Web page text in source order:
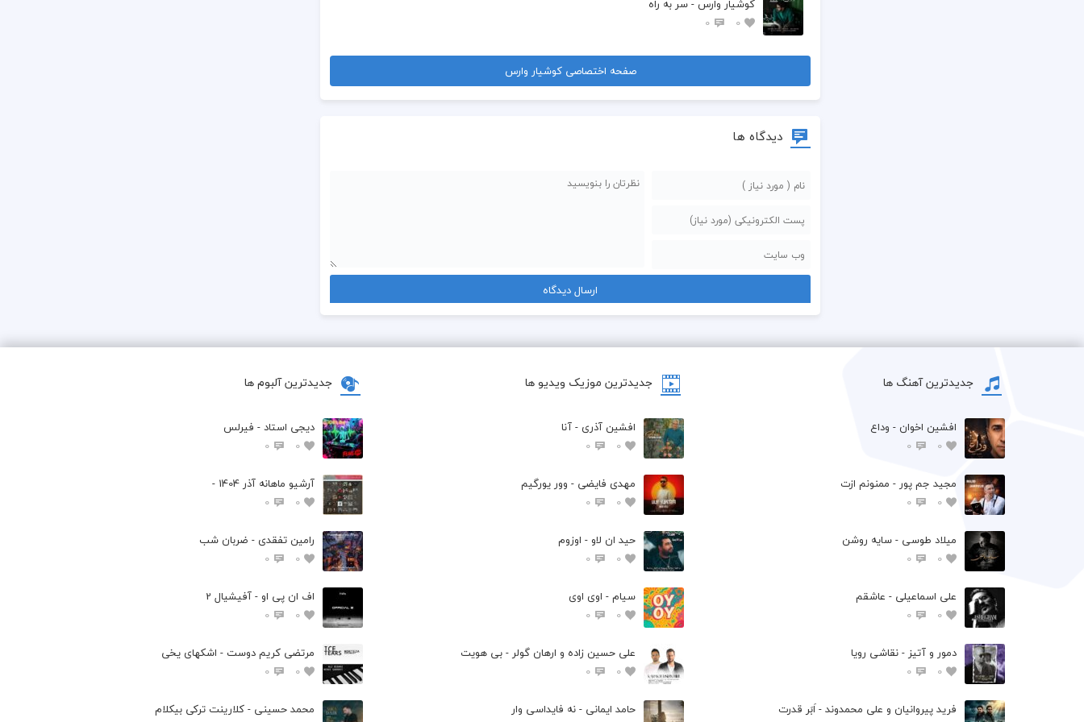
می‌خوام امشبو تا دم صبح
بشه چشمای من رو تو قفل
کوشیار وارس - سر به راه
0
0
صفحه اختصاصی کوشیار وارس
دیدگاه ها
جدیدترین آهنگ ها
افشين اخوان - وداع
0
0
مجید جم پور - ممنونم ازت
0
0
میلاد طوسی - سایه روشن
0
0
علی اسماعیلی - عاشقم
0
0
دمور و آتیز - نقاشی رویا
0
0
فرید پیروانیان و علی محمدوند - اَبَر قدرت
جدیدترین موزیک ویدیو ها
افشین آذری - آنا
0
0
مهدی فایضی - وور یورگیم
0
0
حید ان لاو - اوزوم
0
0
سیام - اوی اوی
0
0
علی حسین زاده و ارهان گولر - بی هویت
0
0
حامد ایمانی - نه فایداسی وار
جدیدترین آلبوم ها
دیجی استاد - فیرلس
0
0
آرشیو ماهانه آذر 1404 -
0
0
رامین تفقدی - ضربان شب
0
0
اف ان پی او - آفیشیال 2
0
0
مرتضی کریم دوست - اشکهای یخی
0
0
محمد حسینی - کلارینت ترکی بیکلام